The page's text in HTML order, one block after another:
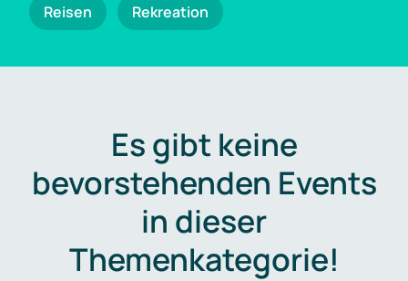
Reisen Rekreation
Es gibt keine
bevorstehenden Events
in dieser
Themenkategorie!